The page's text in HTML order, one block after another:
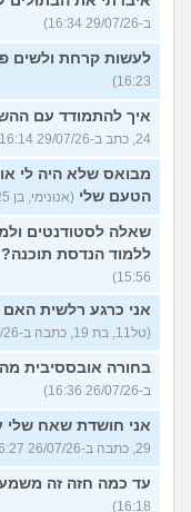
ב-29/07/26 16:34)
לעשות קרחת ולשים
16:23)
איך להתמודד עם
24, כתב ב-29/07/26 16:14)
מבואס שלא היה לי
הטעם שלי (אנונימי, בן 25, כתב ב-29/07/26 16:05)
שאלה לסטודנטים
ללמוד הנדסת תוכנה?
15:56)
אני כרגע רלשית
(טל11, בת 19, כתבה ב-26/07/26 16:47)
בחורה אובססיבית
ב-26/07/26 16:36)
אני חושדת שאח
29, כתבה ב-26/07/26 16:27)
עד כמה חזה זה
16:18)